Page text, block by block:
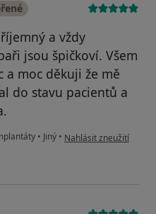
a vždy
jsou špičkoví. Všem
moc děkuji že mě
do stavu pacientů a
• Jiný • podle názoru uživatele
Nahlásit zneužití